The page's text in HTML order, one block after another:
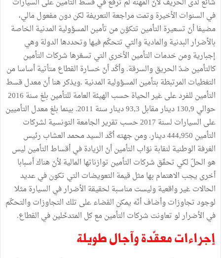
في السنوات الأخيرة وتمت مراجعة التعريفة لكن دون مفعول مالي،
مضيفا أنّ تسعيرة التأمين تتكوّن من تأمين المسؤولية المدنية الخاصة
بالأضرار البدنية والمادية والتي تتحكّم فيها وتحددها الدولة وهي
إجبارية ومن خدمات التأمين الأخرى التي تسعّرها شركات التأمين
كالتأمين ضدّ الحريق والسرقة. وأكّد أنّ خسارة القطاع متأتية أساسا من
التغطيات المرتبطة بتأمين المسؤولية المدنية .ويذكر هنا أنّ معدل قسط
التأمين للفرد على غير الحياة حسب الهيئة العامة للتأمين بلغ سنة 2016
حوالي 130,9 دينار مقابل 93,3 دينار سنة 2011. بينما بلغ معدل التأميين
على السيارات لسنة 2017 حسب تقرير الجامعة التونسية لشركات
التأمين 444,950 دينار. ومن جهته أكّد السيد محمد العشاب رئيس
الغرفة الوطنية لنقابة نوّاب التأمين أنّ الزيادة في أقساط التأمين ليس
هو الحلّ لكي تحقّق شركات التأمين توازناتها المالية لأنّ هناك أسبابا
أخرى يجب الاهتمام بها مثل قيمة التعويضات التي تكون في عديد
الحالات غير واقعية وليست مناسبة لحقيقة الأضرار في السيارة مثلا
لوجود تجاوزات وأضاف أنّه يمكن القضاء على تلك التجاوزات والتحكّم
في الأضرار لو تعاونت شركات التأمين مع كل المتدخّلين في القطاع.
إجراءات معقّدة وآجال طويلة